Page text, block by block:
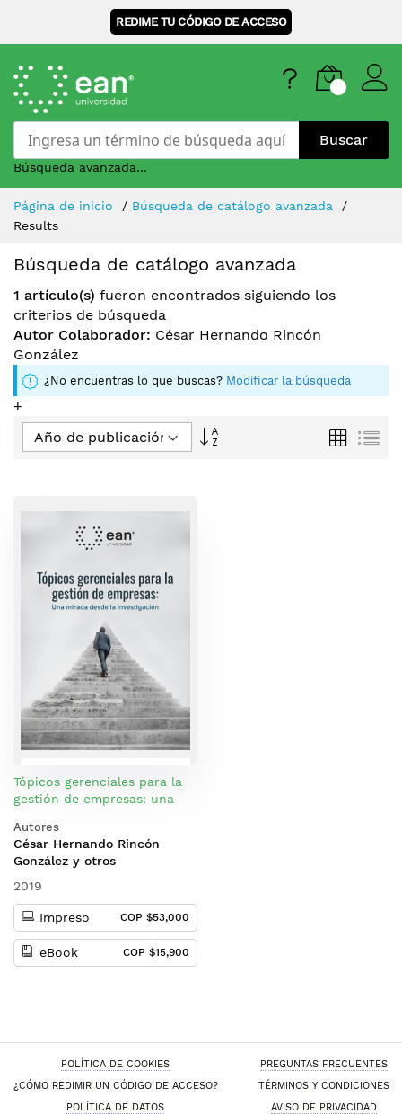
REDIME TU CÓDIGO DE ACCESO
Buscar
Búsqueda avanzada...
Skip
Content
Página de inicio
Búsqueda de catálogo avanzada
Results
Búsqueda de catálogo avanzada
1 artículo(s) fueron encontrados siguiendo los
criterios de búsqueda
Autor Colaborador: César Hernando Rincón
González
¿No encuentras lo que buscas? Modificar la búsqueda
+
Fijar
Parrilla
Tópicos gerenciales para la
gestión de empresas: una
investigación
Autores
César Hernando Rincón
González y otros
2019
Impreso COP $53,000
eBook COP $15,900
POLÍTICA DE COOKIES
PREGUNTAS FRECUENTES
¿CÓMO REDIMIR UN CÓDIGO DE ACCESO?
TÉRMINOS Y CONDICIONES
POLÍTICA DE DATOS
AVISO DE PRIVACIDAD